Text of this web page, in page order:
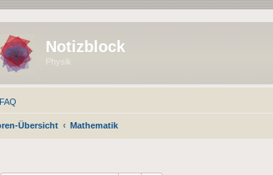
Notizblock
Physik
FAQ
Übersicht Mathematik